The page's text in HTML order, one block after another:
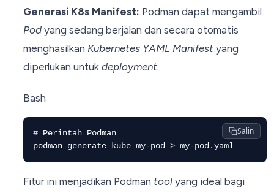
Generasi K8s Manifest: Podman dapat mengambil
Podyang sedang berjalan dan secara otomatis
menghasilkan Kubernetes YAML Manifestyang
diperlukan untuk deployment.
Bash
# Perintah Podman
podman generate kube my-pod > my-pod.yaml
Salin
Fitur ini menjadikan Podman toolyang ideal bagi